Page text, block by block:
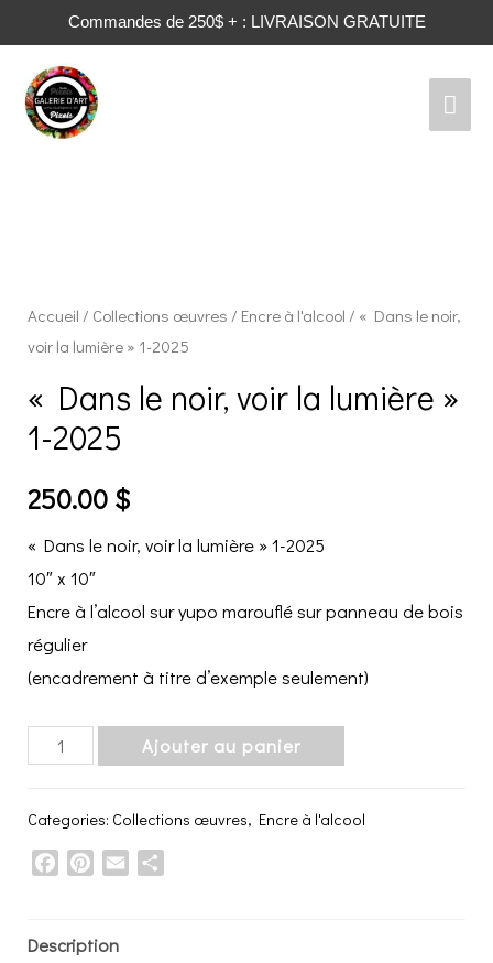
Commandes de 250$ + : LIVRAISON GRATUITE
Accueil / Collections œuvres / Encre à l'alcool / « Dans le noir,
voir la lumière » 1-2025
« Dans le noir, voir la lumière »
1-2025
250.00 $
« Dans le noir, voir la lumière » 1-2025
10″ x 10″
Encre à l’alcool sur yupo marouflé sur panneau de bois
régulier
(encadrement à titre d’exemple seulement)
"Dans
la
1-
Ajouter au panier
Categories: Collections œuvres, Encre à l'alcool
FacebookPinterest
Email
Description